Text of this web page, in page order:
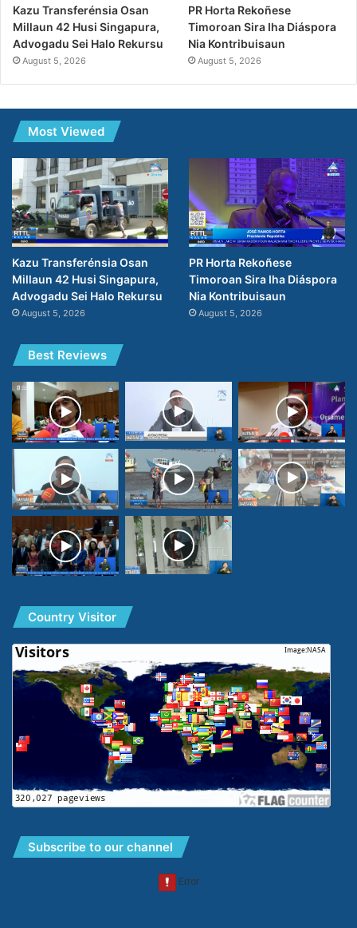
Kazu Transferénsia Osan
Millaun 42 Husi Singapura,
Advogadu Sei Halo Rekursu
August 5, 2026
PR Horta Rekoñese
Timoroan Sira Iha Diáspora
Nia Kontribuisaun
August 5, 2026
Most Viewed
Kazu Transferénsia Osan
Millaun 42 Husi Singapura,
Advogadu Sei Halo Rekursu
August 5, 2026
PR Horta Rekoñese
Timoroan Sira Iha Diáspora
Nia Kontribuisaun
August 5, 2026
Best Reviews
Country Visitor
Subscribe to our channel